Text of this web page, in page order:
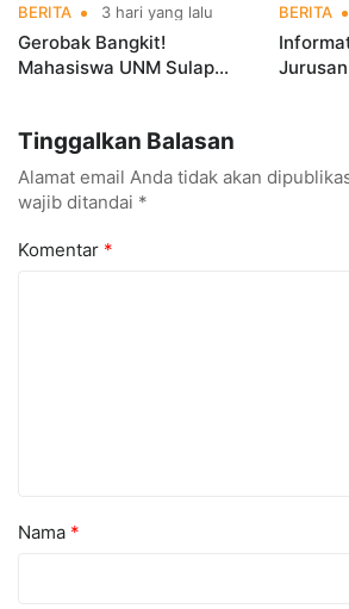
BERITA 3 hari yang lalu
Gerobak Bangkit!
Mahasiswa UNM Sulap
BERITA
Tinggalkan Balasan
Alamat email Anda tidak akan
wajib ditandai *
Komentar *
Nama *